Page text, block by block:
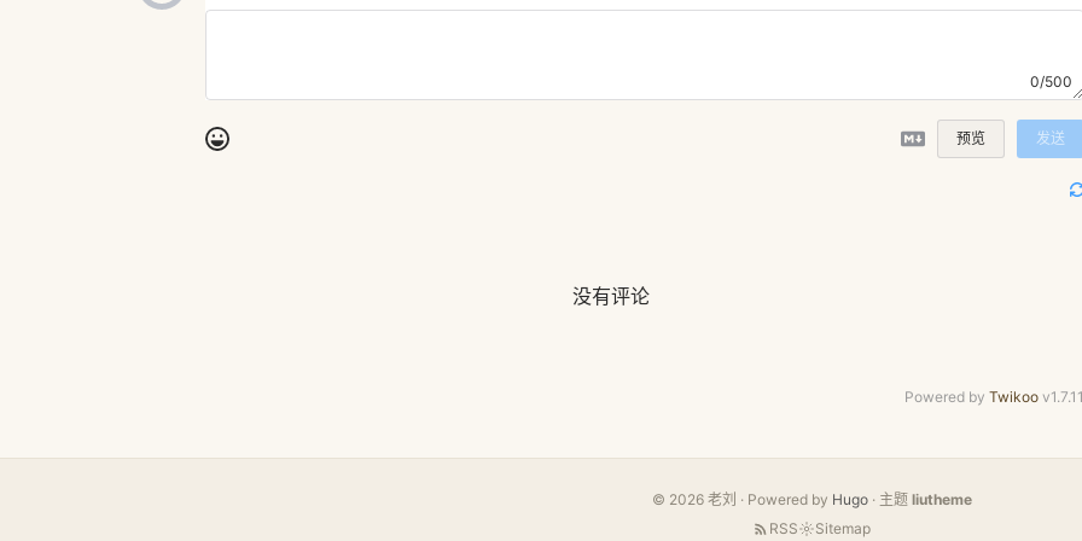
0/500
预览 发送
没有评论
Powered by Twikoo
© 2026 老刘 · Powered by Hugo· 主题 liutheme
RSS
Sitemap